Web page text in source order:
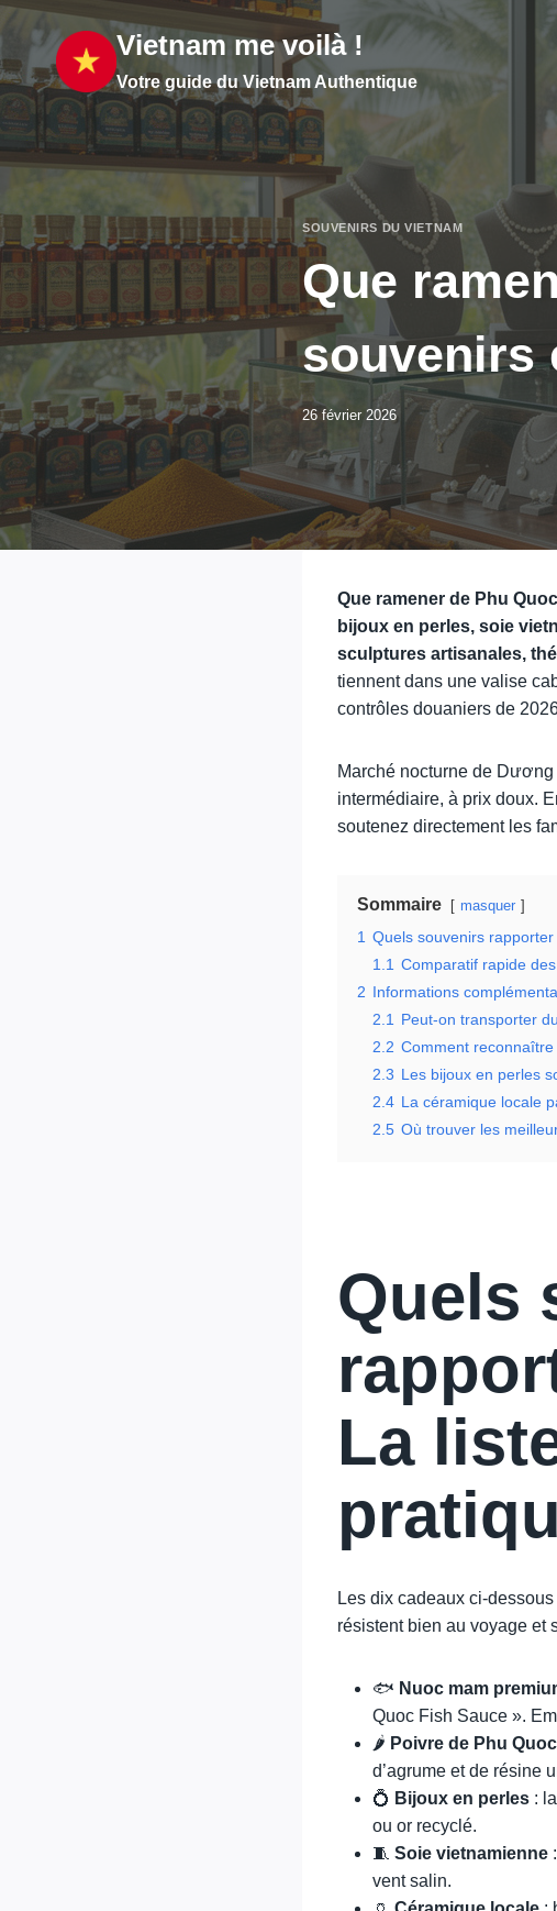
Aller
au
contenu
Vietnam me voilà !
Votre guide du Vietnam Authentique
SOUVENIRS DU VIETNAM
Que
souvenirs
26 février 2026
Que ramener de Phu
bijoux en perles, soie
sculptures artisanales,
tiennent dans une valise
contrôles douaniers de
Marché nocturne de
intermédiaire, à prix doux.
soutenez directement les
Sommaire masquer
1 Quels souvenirs
1.1 Comparatif rapide
2 Informations
2.1
Peut-on transporter
2.2 Comment
2.3 Les bijoux en perles
2.4 La céramique locale
2.5 Où trouver les
Quels
La
Les dix cadeaux ci-
résistent bien au voyage et
🐟 Nuoc mam
Quoc Fish Sauce ».
🌶️ Poivre de Phu Quoc
d’agrume et de résine
💍 Bijoux en perles :
ou or recyclé.
🧵 Soie vietnamienne
vent salin.